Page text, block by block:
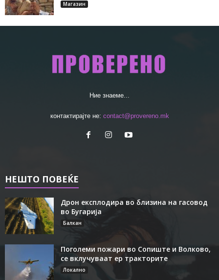
Магазин
Ние знаеме...
контактирајте не: contact@provereno.mk
НЕШТО ПОВЕЌЕ
Дрон експлодира во близина на гасовод
во Бугарија
Балкан
Поголеми пожари во Сопиште и Волково,
се вклучуваат ер тракторите
Локално